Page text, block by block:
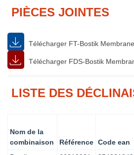
PIÈCES JOINTES
Télécharger FT-Bostik
Télécharger FDS-Bostik
LISTE DES
Nom de la
combinaison
Référence Code ean